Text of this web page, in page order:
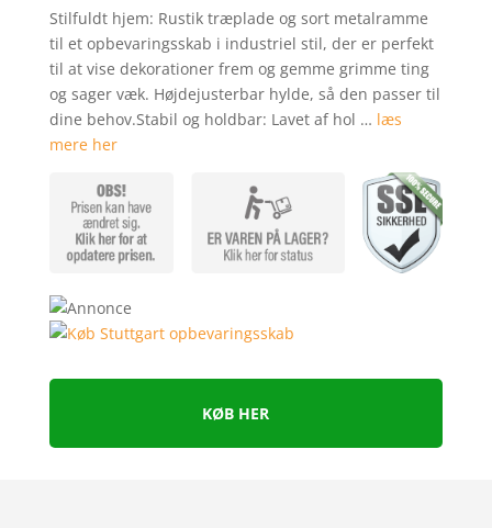
4.8ud af 5
baseret på
kundebedø
mmelser
Stilfuldt hjem: Rustik træplade og sort metalramme
til et opbevaringsskab i industriel stil, der er perfekt
til at vise dekorationer frem og gemme grimme ting
og sager væk. Højdejusterbar hylde, så den passer til
dine behov.Stabil og holdbar: Lavet af hol … læs
mere her
KØB HER